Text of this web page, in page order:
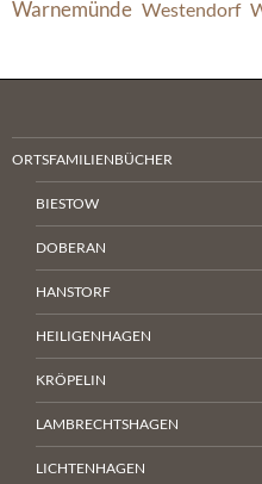
Warnemünde Westendorf
ORTSFAMILIENBÜCHER
BIESTOW
DOBERAN
HANSTORF
HEILIGENHAGEN
KRÖPELIN
LAMBRECHTSHAGEN
LICHTENHAGEN